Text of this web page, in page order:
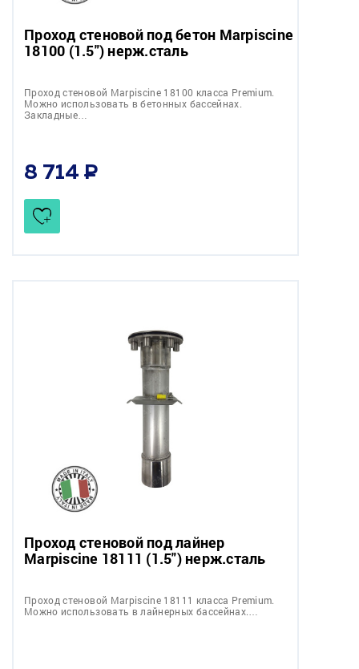
Проход стеновой под бетон Marpiscine
18100 (1.5") нерж.сталь
Проход стеновой Marpiscine 18100 класса Premium.
Можно использовать в бетонных бассейнах.
Закладные…
8 714
Проход стеновой под лайнер
Marpiscine 18111 (1.5") нерж.сталь
Проход стеновой Marpiscine 18111 класса Premium.
Можно использовать в лайнерных бассейнах.…